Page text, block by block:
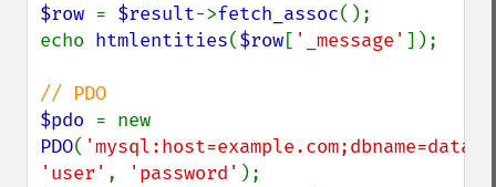
$row = $result->fetch_assoc();
echo htmlentities($row[ '_message' ]);
$pdo
PDO(
'user' , 'password'